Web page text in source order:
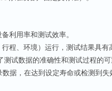
利用率和测试效率。
程、环境）运行，测试结果具有
试数据的准确性和测试过程的可
据，在达到设定寿命或检测到失